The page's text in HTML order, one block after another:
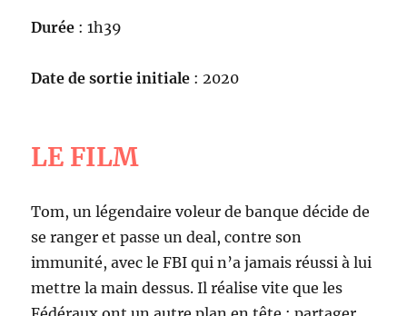
Durée : 1h39
Date de sortie initiale : 2020
LE FILM
Tom, un légendaire voleur de banque décide de
se ranger et passe un deal, contre son
immunité, avec le FBI qui n’a jamais réussi à lui
mettre la main dessus. Il réalise vite que les